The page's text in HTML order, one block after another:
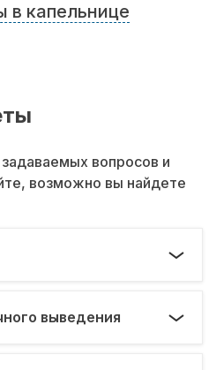
в капельнице
вопросов и
возможно вы найдете
выведения